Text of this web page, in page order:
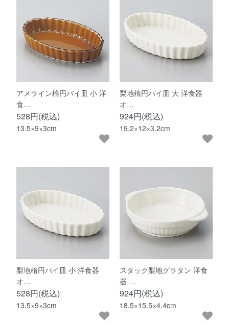
アメライン楕円パイ皿 小 洋
食…
528円(税込)
13.5×9×3cm
梨地楕円パイ皿 大 洋食器
オ…
924円(税込)
19.2×12×3.2cm
梨地楕円パイ皿 小 洋食器
オ…
528円(税込)
13.5×9×3cm
スタック梨地グラタン 洋食
器 …
924円(税込)
18.5×15.5×4.4cm